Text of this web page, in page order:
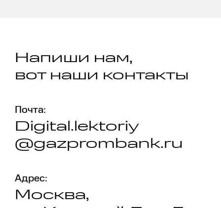
Напиши нам,
вот наши контакты
Почта:
Digital.lektoriy
@gazprombank.ru
Адрес:
Москва,